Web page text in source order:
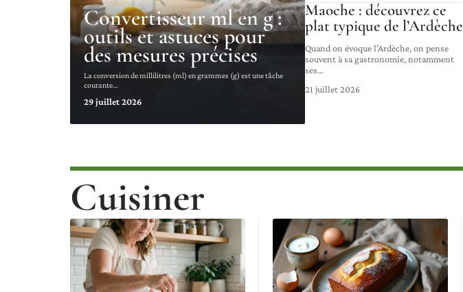
Convertisseur ml en g :
outils et astuces pour
des mesures précises
La conversion de millilitres (ml) en grammes (g) est une tâche
courante…
29 juillet 2026
Maoche : découvrez ce
plat typique de l’Ardèche
Quand on évoque l’Ardèche, on pense
souvent à sa gastronomie, notamment
ses…
21 juillet 2026
Cuisiner